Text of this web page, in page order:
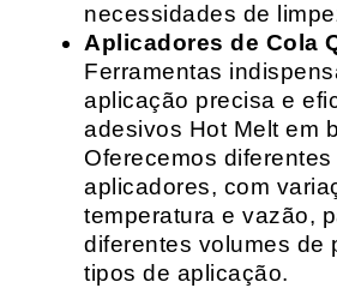
necessidades de
Aplicadores de Cola
Ferramentas
aplicação precisa e
adesivos Hot Melt em
Oferecemos
aplicadores, com
temperatura e vazão,
diferentes volumes de
tipos de aplicação.